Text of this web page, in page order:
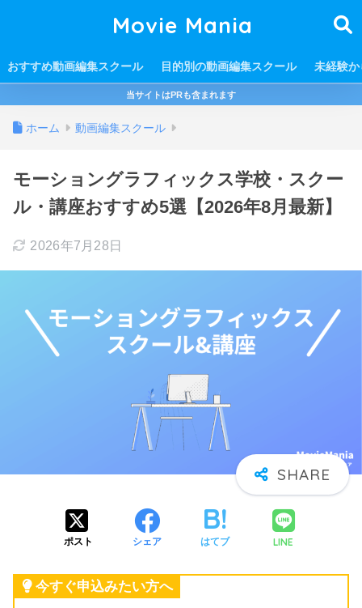
Movie Mania
おすすめ動画編集スクール 目的別の動画編集スクール 未経験
当サイトはPRも含まれます
ホーム 動画編集スクール
モーショングラフィックス学校・スクー
ル・講座おすすめ5選【2026年8月最新】
2026年7月28日
ポスト シェア はてブ LINE
今すぐ申込みたい方へ